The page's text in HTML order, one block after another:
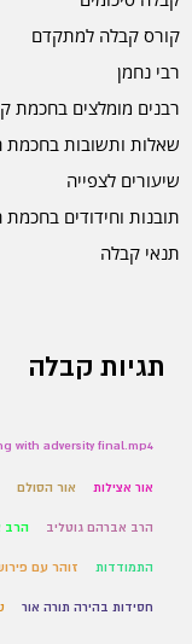
קורס קבלה למתקדם
רבי נחמן
רבנים מומלצים בחכמת
שאלות ותשובות בחכמת
שיעורים לצפייה
תובנות וחידודים
תנאי קבלה
תגיות קבלה
with adversity final.mp4
אור אצילות אור הסולם
הרב אברהם גוטליב הרב
התמודדות זוהר עם
חסידות בהירה תורה אור